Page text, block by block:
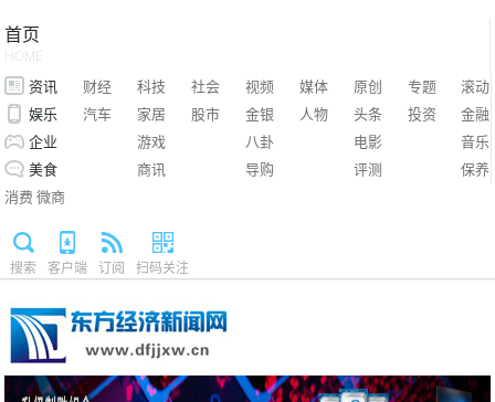
首页
HOME
资讯 财经 科技 社会 视频 媒体 原创 专题
滚动
娱乐
汽车 家居 股市 金银 人物 头条 投资
金融
企业
游戏 八卦 电影
音乐
美食
商讯 导购 评测
保养
消费 微商
搜索 客户端 订阅 扫码关注